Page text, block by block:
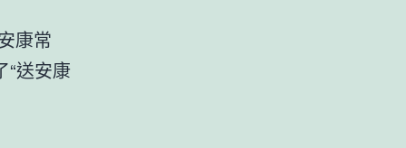
康常
“送安康